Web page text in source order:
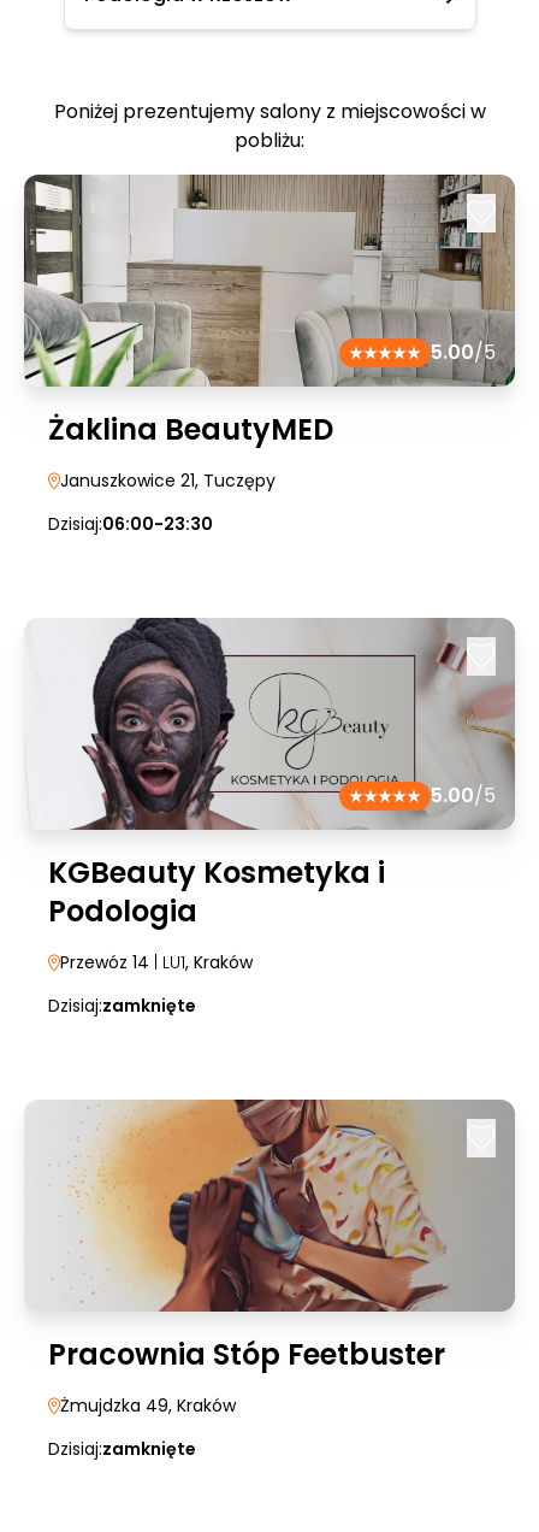
Poniżej prezentujemy salony z miejscowości w
pobliżu:
5.00/5
Żaklina BeautyMED
Januszkowice 21, Tuczępy
Dzisiaj:06:00-23:30
5.00/5
KGBeauty Kosmetyka i
Podologia
Przewóz 14 | LU1, Kraków
Dzisiaj:zamknięte
Pracownia Stóp Feetbuster
Żmujdzka 49, Kraków
Dzisiaj:zamknięte